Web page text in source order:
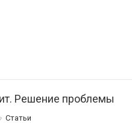
Решение проблемы
Статьи